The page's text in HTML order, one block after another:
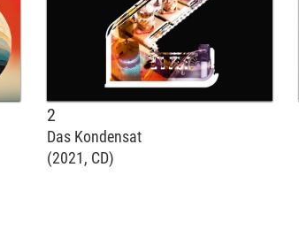
2
Das Kondensat
(2021, CD)